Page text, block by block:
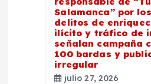
Salamanca” por
delitos de
ilícito y tráfico de
señalan campaña
100 bardas y
irregular
julio 27, 2026